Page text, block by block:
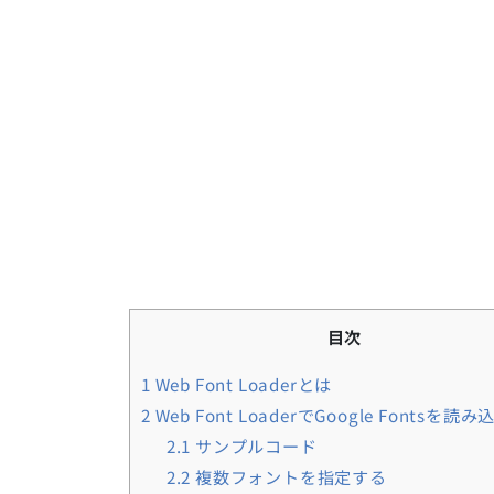
目次
1 Web Font Loaderとは
2 Web Font LoaderでGoogle Fontsを読み
2.1 サンプルコード
2.2 複数フォントを指定する